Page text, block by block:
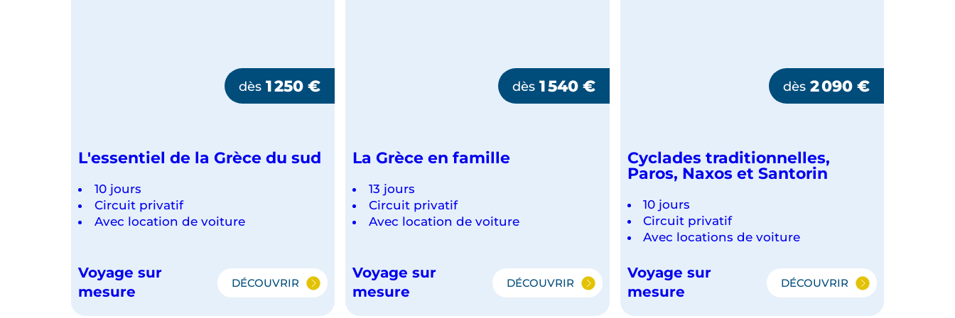
dès 1 250€
L'essentiel de la Grèce du sud
10 jours
Circuit privatif
Avec location de voiture
Voyage sur
mesure
DÉCOUVRIR
L'ESSENTIEL
dès 1 540 €
La Grèce en famille
13 jours
Circuit privatif
Avec location de voiture
Voyage sur
mesure
DÉCOUVRIR
LA
dès 2 090 €
Cyclades traditionnelles,
Paros, Naxos et Santorin
10 jours
Circuit privatif
Avec locations de voiture
Voyage sur
mesure
DÉCOUVRIR
CYCLADES
TRADITIONNELLES,